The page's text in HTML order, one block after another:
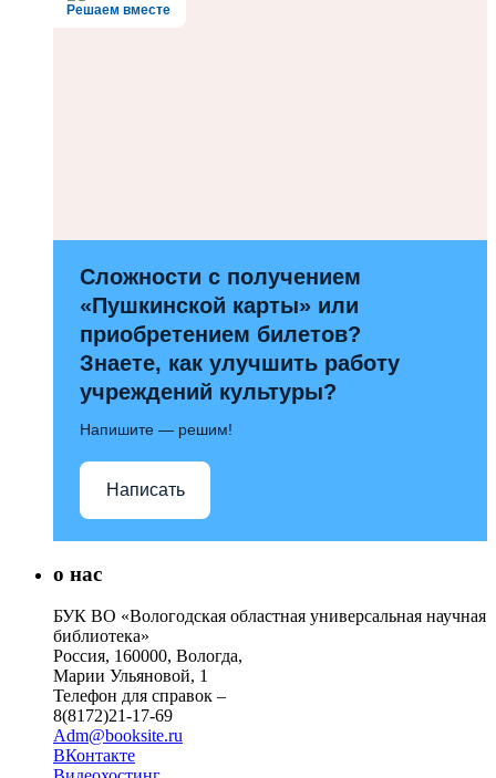
Решаем вместе
Сложности с получением
«Пушкинской карты» или
приобретением билетов?
Знаете, как улучшить работу
учреждений культуры?
Напишите — решим!
Написать
о нас
БУК ВО «Вологодская областная универсальная научная
библиотека»
Россия, 160000, Вологда,
Марии Ульяновой, 1
Телефон для справок –
8(8172)21-17-69
Adm@booksite.ru
ВКонтакте